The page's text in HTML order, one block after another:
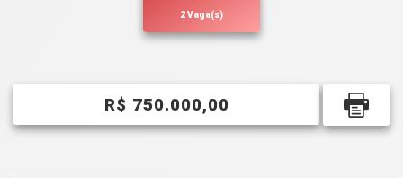
2 Vaga(s)
R$ 750.000,00